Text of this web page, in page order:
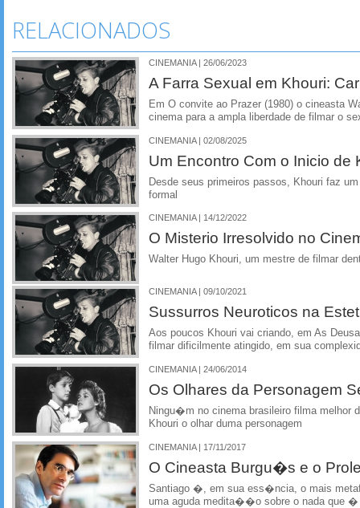
RELACIONADOS
CINEMANIA | 26/06/2023
A Farra Sexual em Khouri:
Em O convite ao Prazer (1980) o cineasta
cinema para a ampla liberdade de filmar o
CINEMANIA | 02/08/2025
Um Encontro Com o Inicio de
Desde seus primeiros passos, Khouri faz
formal
CINEMANIA | 14/12/2022
O Misterio Irresolvido no
Walter Hugo Khouri, um mestre de filmar
CINEMANIA | 09/10/2021
Sussurros Neuroticos na
Aos poucos Khouri vai criando, em As
filmar dificilmente atingido, em sua
CINEMANIA | 24/06/2014
Os Olhares da Personagem
Ningu�m no cinema brasileiro filma melhor
Khouri o olhar duma personagem
CINEMANIA | 17/11/2017
O Cineasta Burgu�s e o
Santiago �, em sua ess�ncia, o mais
uma aguda medita��o sobre o nada que �